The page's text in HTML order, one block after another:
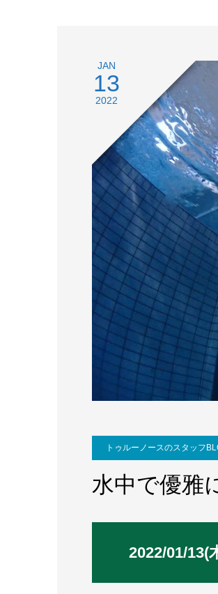
JAN
13
2022
トゥルーノースのスタッフ
水中で優雅
2022/01/13(